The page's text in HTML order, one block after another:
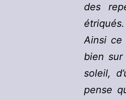
des
étriqués.
Ainsi ce
bien sur
soleil,
pense